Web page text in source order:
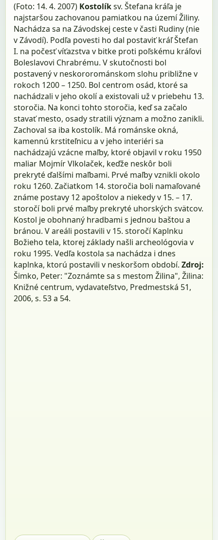
(Foto: 14. 4. 2007) Kostolíksv. Štefana kráľa je
najstaršou zachovanou pamiatkou na území Žiliny.
Nachádza sa na Závodskej ceste v časti Rudiny (nie
v Závodí). Podľa povesti ho dal postaviť kráľ Štefan
I. na počesť víťazstva v bitke proti poľskému kráľovi
Boleslavovi Chrabrému. V skutočnosti bol
postavený v neskororománskom slohu približne v
rokoch 1200 – 1250. Bol centrom osád, ktoré sa
nachádzali v jeho okolí a existovali už v priebehu 13.
storočia. Na konci tohto storočia, keď sa začalo
stavať mesto, osady stratili význam a možno zanikli.
Zachoval sa iba kostolík. Má románske okná,
kamennú krstiteľnicu a v jeho interiéri sa
nachádzajú vzácne maľby, ktoré objavil v roku 1950
maliar Mojmír Vlkolaček, keďže neskôr boli
prekryté ďalšími maľbami. Prvé maľby vznikli okolo
roku 1260. Začiatkom 14. storočia boli namaľované
známe postavy 12 apoštolov a niekedy v 15. – 17.
storočí boli prvé maľby prekryté uhorských svätcov.
Kostol je obohnaný hradbami s jednou baštou a
bránou. V areáli postavili v 15. storočí Kaplnku
Božieho tela, ktorej základy našli archeológovia v
roku 1995. Vedľa kostola sa nachádza i dnes
kaplnka, ktorú postavili v neskoršom období.Zdroj:
Šimko, Peter: "Zoznámte sa s mestom Žilina", Žilina:
Knižné centrum, vydavateľstvo, Predmestská 51,
2006, s. 53 a 54.